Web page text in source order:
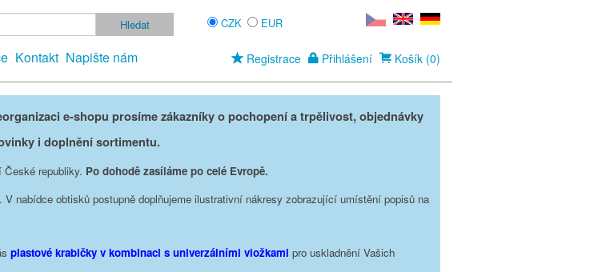
Kontakt Napište nám
CZK EUR
Registrace Přihlášení Košík (0)
e-shopu prosíme zákazníky o pochopení a trpělivost, objednávky
i doplnění sortimentu.
republiky. Po dohodě zasíláme po celé Evropě.
. V nabídce obtisků postupně doplňujeme ilustrativní nákresy zobrazující umístění popisů na
plastové krabičky v kombinaci s univerzálními vložkami pro uskladnění Vašich